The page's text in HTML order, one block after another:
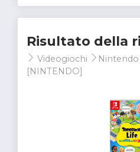
Risultato della
Videogiochi
[NINTENDO]